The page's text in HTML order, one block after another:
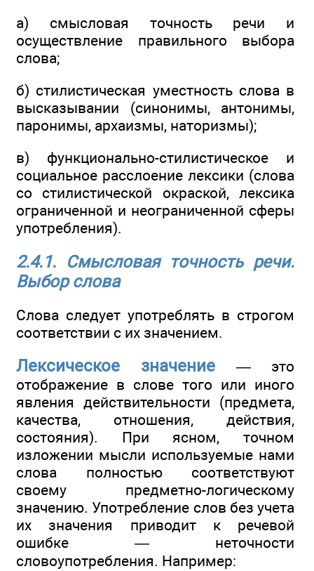
а) смысловая точность речи и
осуществление правильного выбора
слова;
б) стилистическая уместность слова в
высказывании (синонимы, антонимы,
паронимы, архаизмы, наторизмы);
в) функционально-стилистическое и
социальное расслоение лексики (слова
со стилистической окраской, лексика
ограниченной и неограниченной сферы
употребления).
2.4.1. Смысловая точность речи.
Выбор слова
Слова следует употреблять в строгом
соответствии с их значением.
Лексическое значение — это
отображение в слове того или иного
явления действительности (предмета,
качества, отношения, действия,
состояния). При ясном, точном
изложении мысли используемые нами
слова полностью соответствуют
своему предметно-логическому
значению. Употребление слов без учета
их значения приводит к речевой
ошибке — неточности
словоупотребления. Например: